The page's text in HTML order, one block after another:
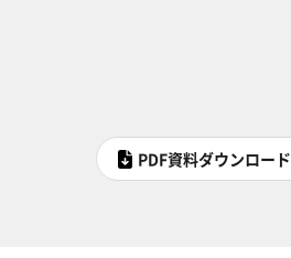
PDF資料ダウンロード